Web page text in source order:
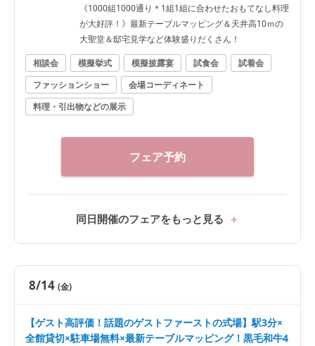
《1000組1000通り＊1組1組に合わせたおもてなし料理
が大好評！》最新テーブルマッピング＆天井高10ｍの
大聖堂＆邸宅見学など体験盛りだくさん！
相談会
模擬挙式 模擬披露宴 試食会
試着会
ファッションショー
会場コーディネート
料理・引出物などの展示
フェア予約
同日開催のフェアをもっと見る
8/14 (金)
【ゲスト高評価！話題のゲストファーストの式場】駅3分×
全館貸切×駐車場無料×最新テーブルマッピング！黒毛和牛4